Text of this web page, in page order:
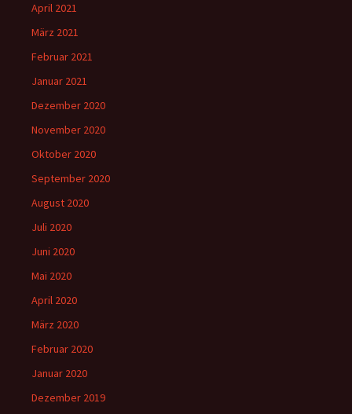
April 2021
März 2021
Februar 2021
Januar 2021
Dezember 2020
November 2020
Oktober 2020
September 2020
August 2020
Juli 2020
Juni 2020
Mai 2020
April 2020
März 2020
Februar 2020
Januar 2020
Dezember 2019